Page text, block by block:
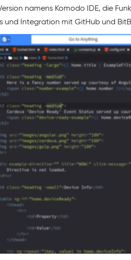
namens Komodo IDE, die
und Integration mit GitHub und